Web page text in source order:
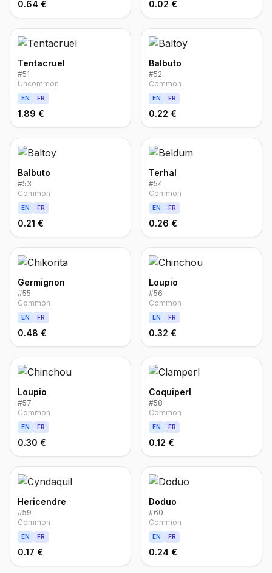
0.64 € 0.02 €
Tentacruel
#51
Uncommon
EN FR
1.89 €
Balbuto
#52
Common
EN FR
0.22 €
Balbuto
#53
Common
EN FR
0.21 €
Terhal
#54
Common
EN FR
0.26 €
Germignon
#55
Common
EN FR
0.48 €
Loupio
#56
Common
EN FR
0.32 €
Loupio
#57
Common
EN FR
0.30 €
Coquiperl
#58
Common
EN FR
0.12 €
Hericendre
#59
Common
EN FR
0.17 €
Doduo
#60
Common
EN FR
0.24 €